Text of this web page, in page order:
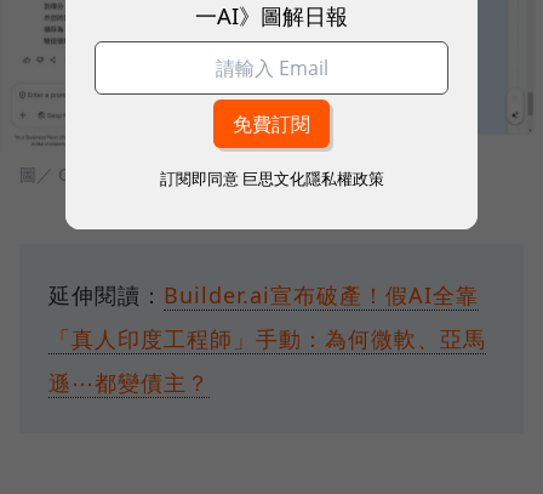
圖／ Gemini Canvas
延伸閱讀： Builder.ai宣布破產！假AI全靠
「真人印度工程師」手動：為何微軟、亞馬
遜⋯都變債主？
一AI》圖解日報
訂閱即同意 巨思文化隱私權政策